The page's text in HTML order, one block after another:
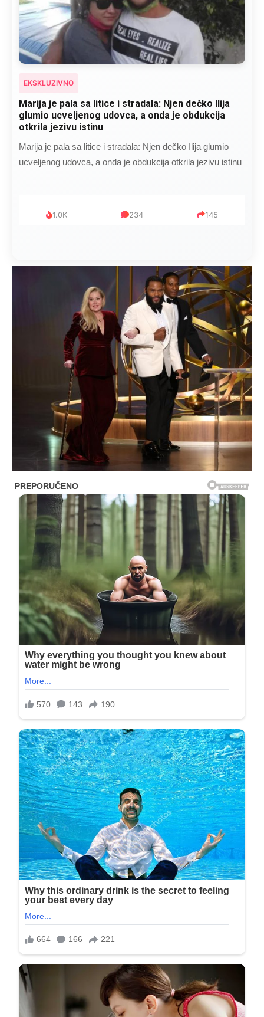
EKSKLUZIVNO
Kad se Marin suprug razbolio ona ga kupala,
pelene mu mijenjala: Jedno jutro je poslao po
čokoladu..
Kad se Marin suprug razbolio ona ga kupala, pelene mu
mijenjala: Jedno jutro je poslao po čokoladu..
999 321 234